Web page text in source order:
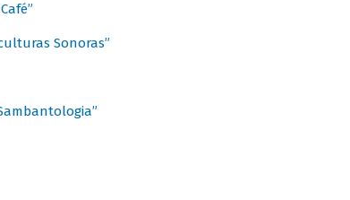
Sonoras”